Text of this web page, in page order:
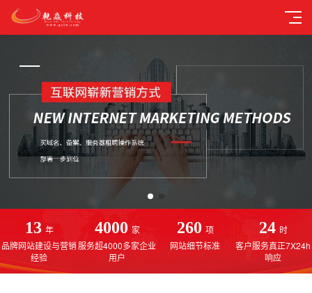
13 年
品牌网站建设与营销
经验
4000 家
服务超4000多家企业
用户
260 项
网站细节标准
24 时
客户服务真正7X24h
响应